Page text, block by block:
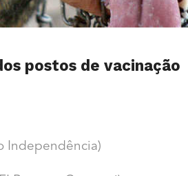
postos de vacinação
Independência)